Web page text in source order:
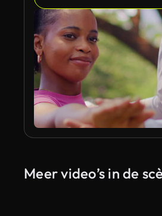
Meer video’s in de